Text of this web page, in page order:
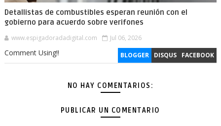
Detallistas de combustibles esperan reunión con el
gobierno para acuerdo sobre verifones
www.espigadoradadigital.com Jul 06, 2026
BLOGGER DISQUS FACEBOOK
Comment Using!!
NO HAY COMENTARIOS:
PUBLICAR UN COMENTARIO